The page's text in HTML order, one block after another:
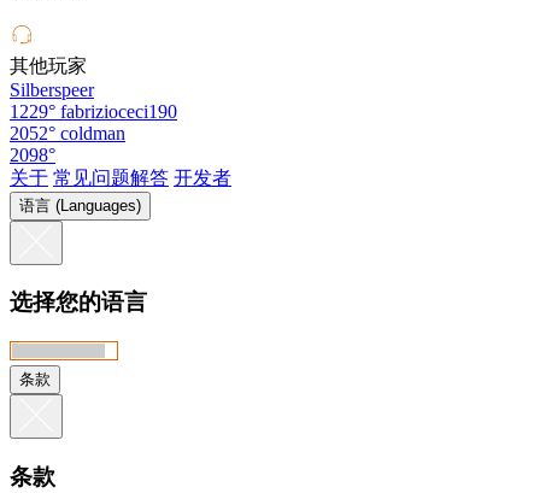
其他玩家
Silberspeer
1229° fabrizioceci190
2052° coldman
2098°
关于 常见问题解答 开发者
语言 (Languages)
选择您的语言
条款
条款